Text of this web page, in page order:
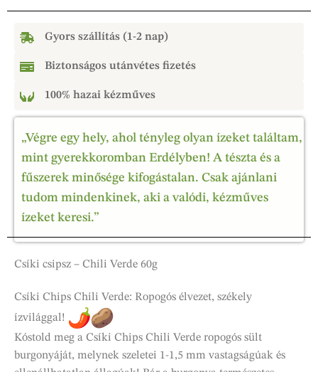
Gyors szállítás (1-2 nap)
Biztonságos utánvétes fizetés
100% hazai kézműves
„Végre egy hely, ahol tényleg olyan ízeket találtam,
mint gyerekkoromban Erdélyben! A tészta és a
fűszerek minősége kifogástalan. Csak ajánlani
tudom mindenkinek, aki a valódi, kézműves
ízeket keresi.”
Csíki csipsz – Chili Verde 60g
Csíki Chips Chili Verde: Ropogós élvezet, székely
ízvilággal!
Kóstold meg a Csíki Chips Chili Verde ropogós sült
burgonyáját, melynek szeletei 1-1,5 mm vastagságúak és